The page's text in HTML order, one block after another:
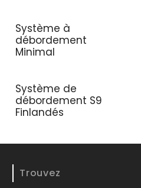
Système à
débordement
Minimal
Système de
débordement S9
Finlandés
Trouvez